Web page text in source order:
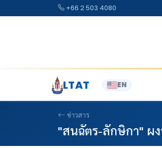
+66 2 503 4080
LTAT EN
ข่าวสาร
"สนฉัตร-ลักษิกา" ผ